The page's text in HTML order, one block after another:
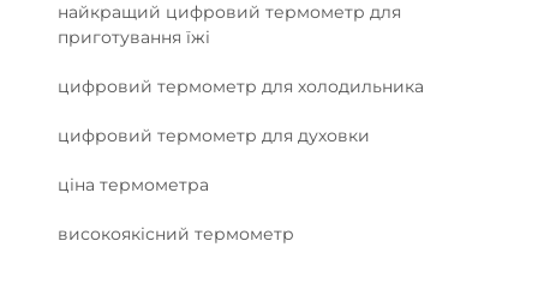
найкращий цифровий термометр для
приготування їжі
цифровий термометр для холодильника
цифровий термометр для духовки
ціна термометра
високоякісний термометр